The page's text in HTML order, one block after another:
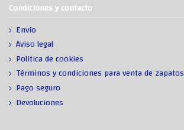
Condiciones y contacto
Envío
Aviso legal
Politica de cookies
Términos y condiciones para venta de zapatos
Pago seguro
Devoluciones